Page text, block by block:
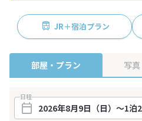
JR＋宿泊プラン
部屋・プラン 写真
日程